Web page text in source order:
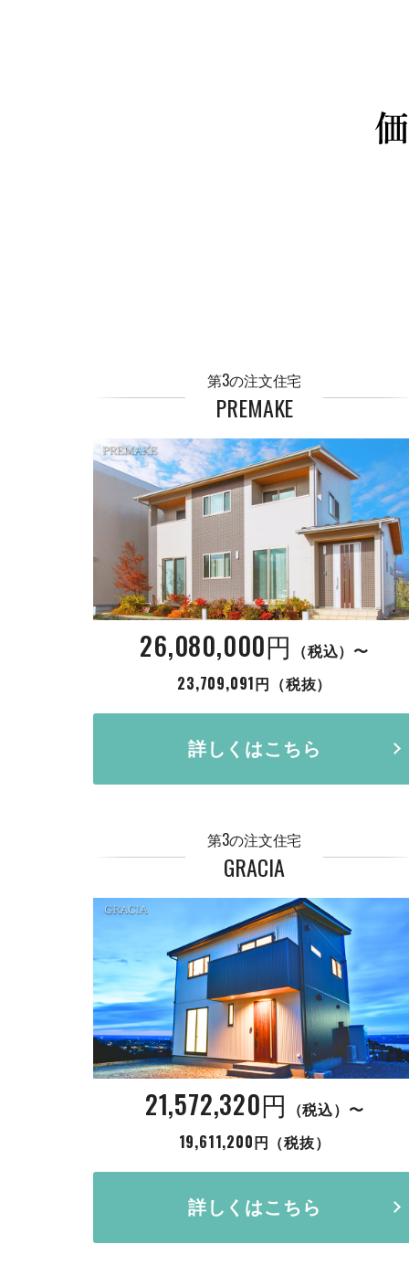
第3の注文住宅
PREMAKE
26,080,000円 （税込）〜
23,709,091円（税抜）
詳しくはこちら
第3の注文住宅
GRACIA
21,572,320円 （税込）〜
19,611,200円（税抜）
詳しくはこちら